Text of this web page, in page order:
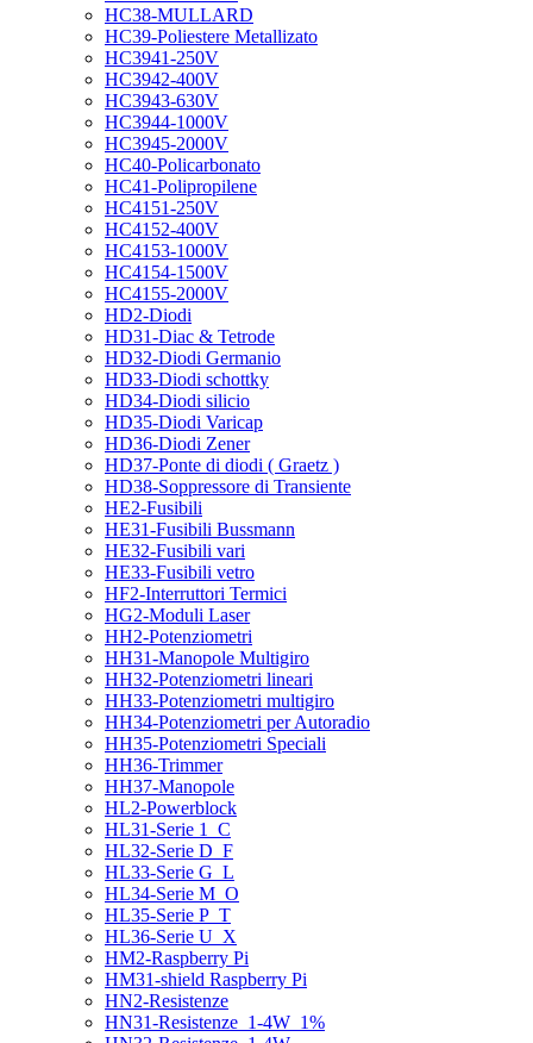
HC38-MULLARD
HC39-Poliestere Metallizato
HC3941-250V
HC3942-400V
HC3943-630V
HC3944-1000V
HC3945-2000V
HC40-Policarbonato
HC41-Polipropilene
HC4151-250V
HC4152-400V
HC4153-1000V
HC4154-1500V
HC4155-2000V
HD2-Diodi
HD31-Diac & Tetrode
HD32-Diodi Germanio
HD33-Diodi schottky
HD34-Diodi silicio
HD35-Diodi Varicap
HD36-Diodi Zener
HD37-Ponte di diodi ( Graetz )
HD38-Soppressore di Transiente
HE2-Fusibili
HE31-Fusibili Bussmann
HE32-Fusibili vari
HE33-Fusibili vetro
HF2-Interruttori Termici
HG2-Moduli Laser
HH2-Potenziometri
HH31-Manopole Multigiro
HH32-Potenziometri lineari
HH33-Potenziometri multigiro
HH34-Potenziometri per Autoradio
HH35-Potenziometri Speciali
HH36-Trimmer
HH37-Manopole
HL2-Powerblock
HL31-Serie 1_C
HL32-Serie D_F
HL33-Serie G_L
HL34-Serie M_O
HL35-Serie P_T
HL36-Serie U_X
HM2-Raspberry Pi
HM31-shield Raspberry Pi
HN2-Resistenze
HN31-Resistenze_1-4W_1%